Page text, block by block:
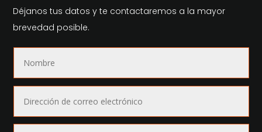
Déjanos tus datos y te contactaremos a la mayor
brevedad posible.